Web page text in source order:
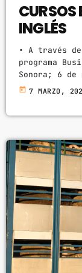
CURSOS
INGLÉS
• A través de
programa
Sonora; 6
fortalecer
el dominio
Javier
today 7 MARZO,